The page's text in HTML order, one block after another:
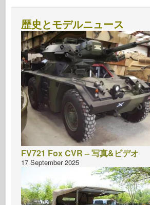
歴史とモデルニュース
FV721 Fox CVR – 写真&ビデオ
17 September 2025